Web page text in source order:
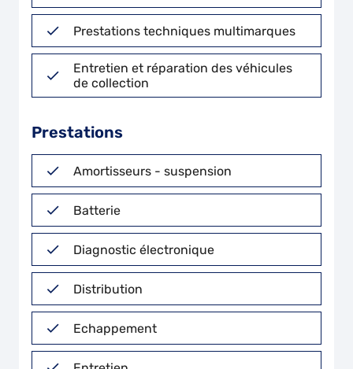
Prestations techniques multimarques
Entretien et réparation des véhicules
de collection
Prestations
Amortisseurs - suspension
Batterie
Diagnostic électronique
Distribution
Echappement